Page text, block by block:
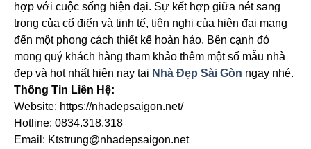
hợp với cuộc sống hiện đại. Sự kết hợp giữa nét sang
trọng của cổ điển và tinh tế, tiện nghi của hiện đại mang
đến một phong cách thiết kế hoàn hảo. Bên cạnh đó
mong quý khách hàng tham khảo thêm một số mẫu nhà
đẹp và hot nhất hiện nay tại Nhà Đẹp Sài Gòn ngay nhé.
Thông Tin Liên Hệ:
Website: https://nhadepsaigon.net/
Hotline: 0834.318.318
Email: Ktstrung@nhadepsaigon.net